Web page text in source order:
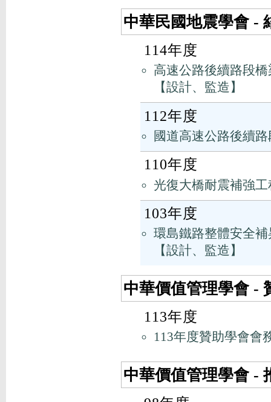
中華民國地震學會 -
114年度
高速公路後續路段
【設計、監造】
112年度
國道高速公路後續
110年度
光復大橋耐震補強
103年度
環島鐵路整體安全
【設計、監造】
中華價值管理學會 -
113年度
113年度贊助學會會
中華價值管理學會 -